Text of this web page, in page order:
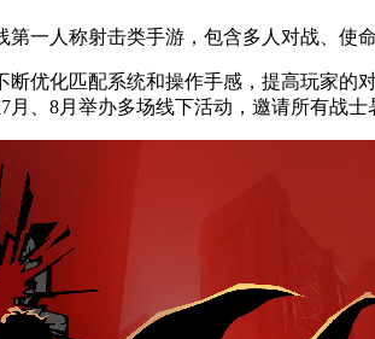
一人称射击类手游，包含多人对战、使
优化匹配系统和操作手感，提高玩家
、8月举办多场线下活动，邀请所有战士